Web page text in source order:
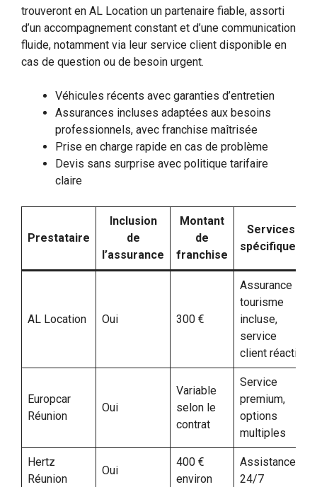
trouveront en AL Location un partenaire fiable, assorti
d’un accompagnement constant et d’une communication
fluide, notamment via leur service client disponible en
cas de question ou de besoin urgent.
Véhicules récents avec garanties d’entretien
Assurances incluses adaptées aux besoins
professionnels, avec franchise maîtrisée
Prise en charge rapide en cas de problème
Devis sans surprise avec politique tarifaire
claire
Prestataire
Inclusion
de
l’assurance
Montant
de
franchise
Services
spécifiques
AL Location Oui 300 €
Assurance
tourisme
incluse,
service
client réactif
Europcar
Réunion
Oui
Variable
selon le
contrat
Service
premium,
options
multiples
Hertz
Réunion
Oui
400 €
environ
Assistance
24/7